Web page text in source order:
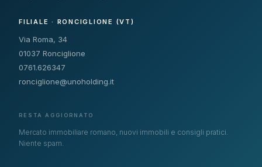
FILIALE · RONCIGLIONE (VT)
Via Roma, 34
01037 Ronciglione
0761.626347
ronciglione@unoholding.it
RESTA AGGIORNATO
Mercato immobiliare romano, nuovi immobili e consigli pratici.
Niente spam.